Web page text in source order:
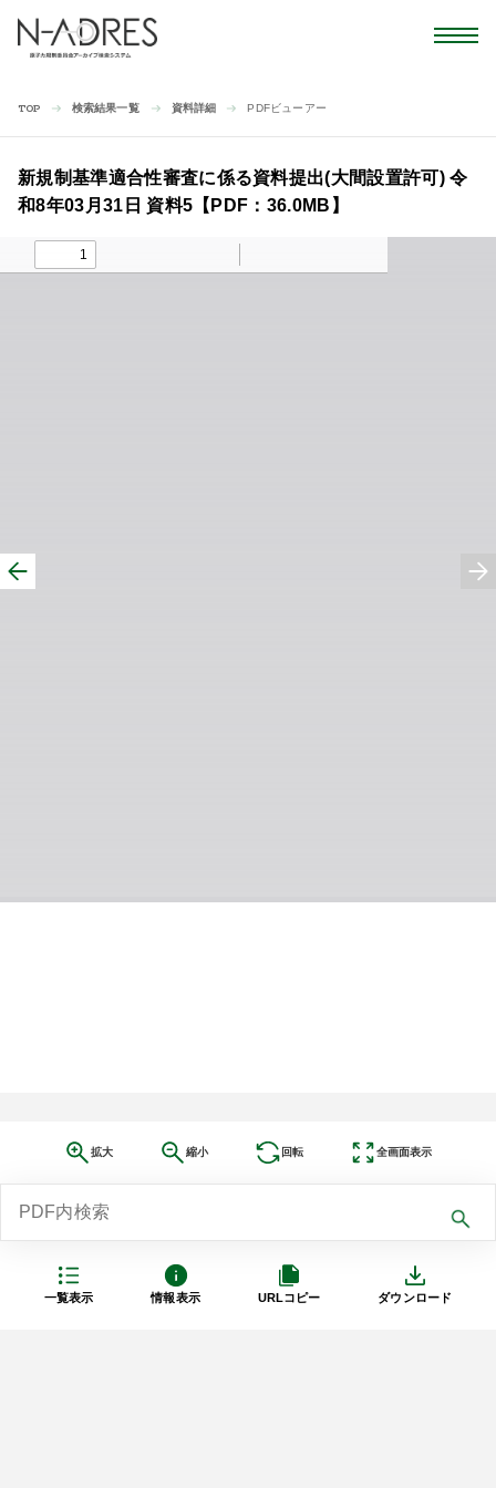
TOP 検索結果一覧 資料詳細 PDFビューアー
一覧表示 情報表示 URLコピー ダウンロード
新規制基準適合性審査に係る資料提出(大間設置許可) 令
和8年03月31日 資料5【PDF：36.0MB】
拡大 縮小 回転 全画面表示